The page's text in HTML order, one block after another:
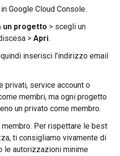
in Google Cloud Console.
un progetto > scegli un
> Apri.
inserisci l'indirizzo email
privati, service account o
membri, ma ogni progetto
un privato come membro.
Per rispettare le best
ti consigliamo vivamente di
le autorizzazioni minime